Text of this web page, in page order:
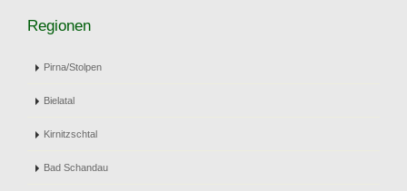
Regionen
Pirna/Stolpen
Bielatal
Kirnitzschtal
Bad Schandau